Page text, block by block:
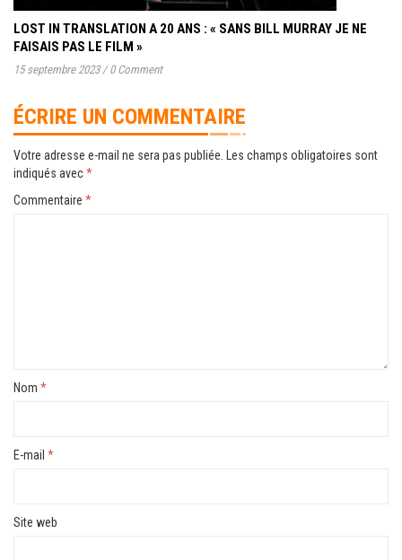
LOST IN TRANSLATION A 20 ANS : « SANS BILL MURRAY JE NE
FAISAIS PAS LE FILM »
15 septembre 2023 / 0 Comment
ÉCRIRE UN COMMENTAIRE
Votre adresse e-mail ne sera pas publiée.
Les champs obligatoires sont
indiqués avec*
Commentaire *
Nom *
E-mail *
Site web